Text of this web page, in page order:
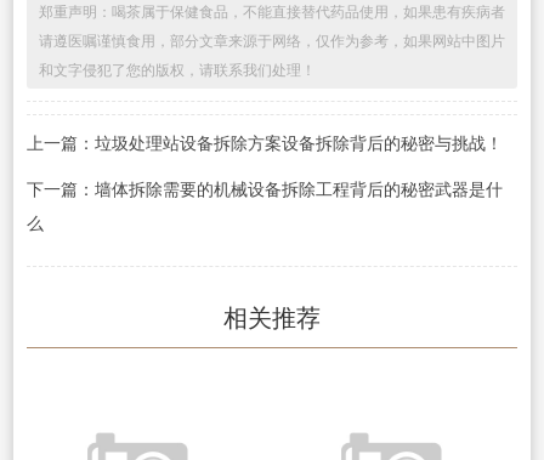
郑重声明：喝茶属于保健食品，不能直接替代药品使用，如果患有疾病者
请遵医嘱谨慎食用，部分文章来源于网络，仅作为参考，如果网站中图片
和文字侵犯了您的版权，请联系我们处理！
上一篇：垃圾处理站设备拆除方案设备拆除背后的秘密与挑战！
下一篇：墙体拆除需要的机械设备拆除工程背后的秘密武器是什
么
相关推荐